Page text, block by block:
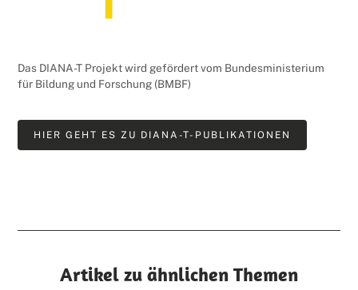
Das DIANA-T Projekt wird gefördert vom Bundesministerium
für Bildung und Forschung (BMBF)
HIER GEHT ES ZU DIANA-T-PUBLIKATIONEN
Artikel zu ähnlichen Themen